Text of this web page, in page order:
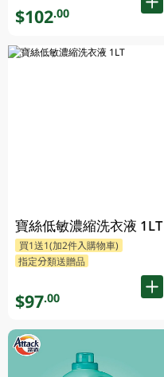
$102.00
寶絲低敏濃縮洗衣液 1LT
買1送1(加2件入購物車)
指定分類送贈品
$97.00